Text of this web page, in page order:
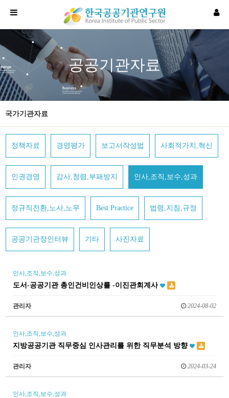
공공기관자료
국가기관자료
정책자료 경영평가 보고서작성법 사회적가치,혁신
인권경영 감사,청렴,부패방지 인사,조직,보수,성과
정규직전환,노사,노무 Best Practice 법령,지침,규정
공공기관장인터뷰 기타 사진자료
인사,조직,보수,성과
도서-공공기관 총인건비인상률 -이진관회계사
관리자 2024-08-02
인사,조직,보수,성과
지방공공기관 직무중심 인사관리를 위한 직무분석 방향
관리자 2024-03-24
인사,조직,보수,성과